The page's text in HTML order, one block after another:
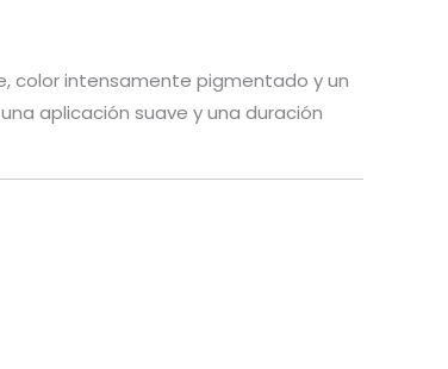
color intensamente pigmentado y un
aplicación suave y una duración